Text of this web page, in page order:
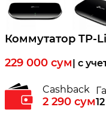
Коммутатор TP-
229 000 сум| c
Cashback
2 290 сум